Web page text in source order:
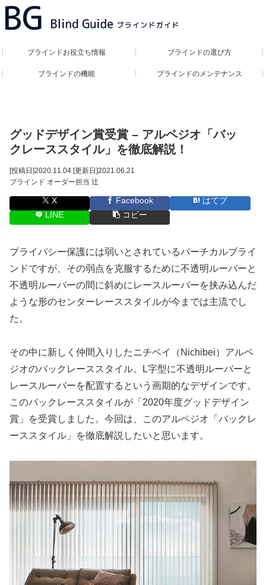
ブラインドお役立ち情報 ブラインドの選び方
ブラインドの機能 ブラインドのメンテナンス
グッドデザイン賞受賞 – アルペジオ「バッ
クレーススタイル」を徹底解説！
[投稿日]2020.11.04 [更新日]2021.06.21
ブラインド オーダー担当 辻
X Facebook
はてブ
LINE
コピー
プライバシー保護には弱いとされているバーチカルブライ
ンドですが、その弱点を克服するために不透明ルーバーと
不透明ルーバーの間に斜めにレースルーバーを挟み込んだ
ような形のセンターレーススタイルが今までは主流でし
た。
その中に新しく仲間入りしたニチベイ（Nichibei）アルペ
ジオのバックレーススタイル。L字型に不透明ルーバーと
レースルーバーを配置するという画期的なデザインです。
このバックレーススタイルが「2020年度グッドデザイン
賞」を受賞しました。今回は、このアルペジオ「バックレ
ーススタイル」を徹底解説したいと思います。